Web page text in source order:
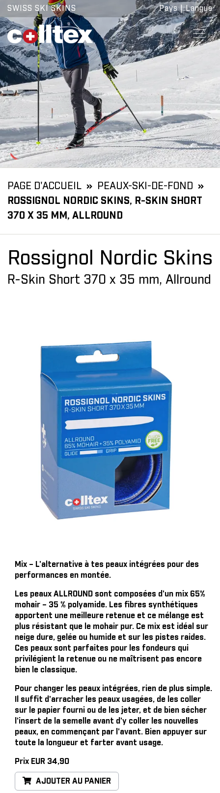
SWISS SKI SKINS Pays|Langue
PAGE D'ACCUEIL
PEAUX-SKI-DE-FOND
ROSSIGNOL NORDIC SKINS, R-SKIN SHORT
370 X 35 MM, ALLROUND
Rossignol Nordic Skins
R-Skin Short 370 x 35 mm, Allround
Mix – L'alternative à tes peaux intégrées pour des
performances en montée.
Les peaux ALLROUND sont composées d'un mix 65%
mohair – 35 % polyamide. Les fibres synthétiques
apportent une meilleure retenue et ce mélange est
plus résistant que le mohair pur. Ce mix est idéal sur
neige dure, gelée ou humide et sur les pistes raides.
Ces peaux sont parfaites pour les fondeurs qui
privilégient la retenue ou ne maîtrisent pas encore
bien le classique.
Pour changer les peaux intégrées, rien de plus simple.
Il suffit d'arracher les peaux usagées, de les coller
sur le papier fourni ou de les jeter, et de bien sécher
l'insert de la semelle avant d'y coller les nouvelles
peaux, en commençant par l'avant. Bien appuyer sur
toute la longueur et farter avant usage.
Prix EUR 34,90
AJOUTER AU PANIER